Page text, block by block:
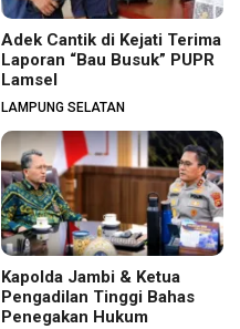
Adek Cantik di Kejati Terima
Laporan “Bau Busuk” PUPR
Lamsel
LAMPUNG SELATAN
Kapolda Jambi & Ketua
Pengadilan Tinggi Bahas
Penegakan Hukum